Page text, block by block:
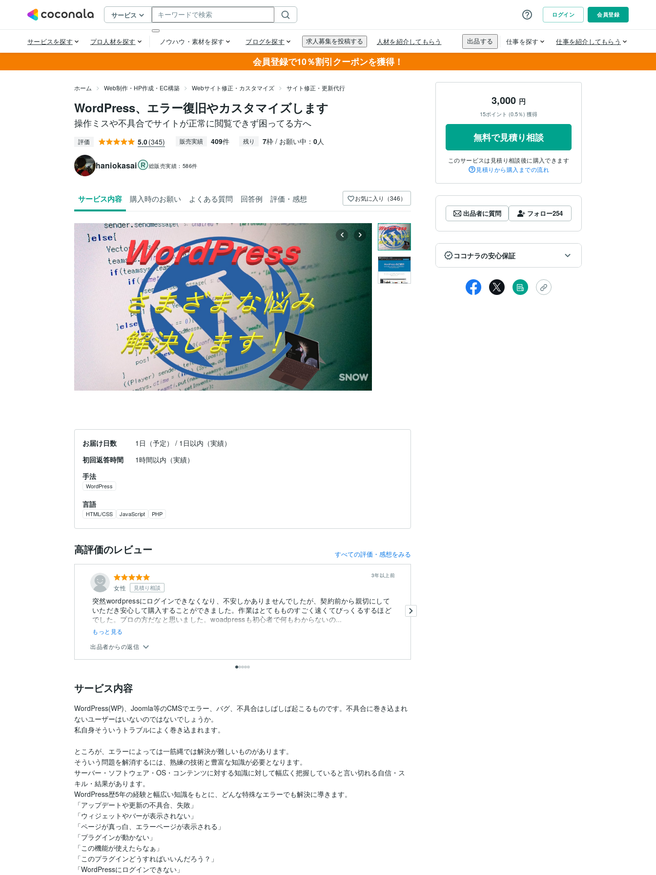
会員登録で10％割引クーポンを獲得！
ホーム Web制作・HP作成・EC構築 Webサイト修正・カスタマイズ サイト修正・更新代行
WordPress、エラー復旧やカスタマイズします
操作ミスや不具合でサイトが正常に閲覧できず困ってる方へ
評価 5.0(345) 販売実績 409件 残り 7枠 / お願い中： 0人
haniokasai 総販売実績： 586件
サービス内容 購入時のお願い よくある質問 回答例 評価・感想 お気に入り（346）
お届け日数
1日（予定） / 1日以内（実績）
初回返答時間
1時間以内（実績）
手法
WordPress
言語
HTML/CSS JavaScript PHP
高評価のレビュー すべての評価・感想をみる
女性 見積り相談
3年以上前
突然wordpressにログインできなくなり、不安しかありませんでしたが、契約前から親切にして
いただき安心して購入することができました。作業はとてもものすごく速くてびっくるするほど
でした。プロの方だなと思いました。woadpressも初心者で何もわからないの...
もっと見る
出品者からの返信
サービス内容
WordPress(WP)、Joomla等のCMSでエラー、バグ、不具合はしばしば起こるものです。不具合に巻き込まれ
ないユーザーはいないのではないでしょうか。
私自身そういうトラブルによく巻き込まれます。
ところが、エラーによっては一筋縄では解決が難しいものがあります。
そういう問題を解消するには、熟練の技術と豊富な知識が必要となります。
サーバー・ソフトウェア・OS・コンテンツに対する知識に対して幅広く把握していると言い切れる自信・ス
キル・結果があります。
WordPress歴5年の経験と幅広い知識をもとに、どんな特殊なエラーでも解決に導きます。
「アップデートや更新の不具合、失敗」
「ウィジェットやバーが表示されない」
「ページが真っ白、エラーページが表示される」
「プラグインが動かない」
「この機能が使えたらなぁ」
「このプラグインどうすればいいんだろう？」
「WordPressにログインできない」
3,000 円
15ポイント (0.5％) 獲得
無料で見積り相談
このサービスは見積り相談後に購入できます
見積りから購入までの流れ
出品者に質問 フォロー254
ココナラの安心保証